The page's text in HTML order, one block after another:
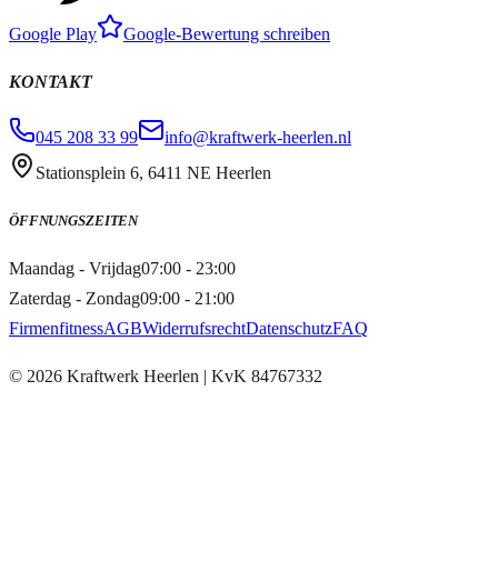
Google Play Google-Bewertung schreiben
KONTAKT
045 208 33 99
info@kraftwerk-heerlen.nl
Stationsplein 6, 6411 NE Heerlen
ÖFFNUNGSZEITEN
Maandag - Vrijdag07:00 - 23:00
Zaterdag - Zondag09:00 - 21:00
FirmenfitnessAGBWiderrufsrechtDatenschutzFAQ
© 2026 Kraftwerk Heerlen | KvK 84767332